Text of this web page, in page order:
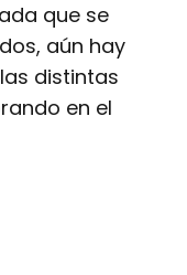
que se
aún hay
distintas
en el